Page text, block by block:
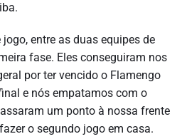
entre as duas equipes de
fase. Eles conseguiram nos
por ter vencido o Flamengo
e nós empatamos com o
um ponto à nossa frente
o segundo jogo em casa.